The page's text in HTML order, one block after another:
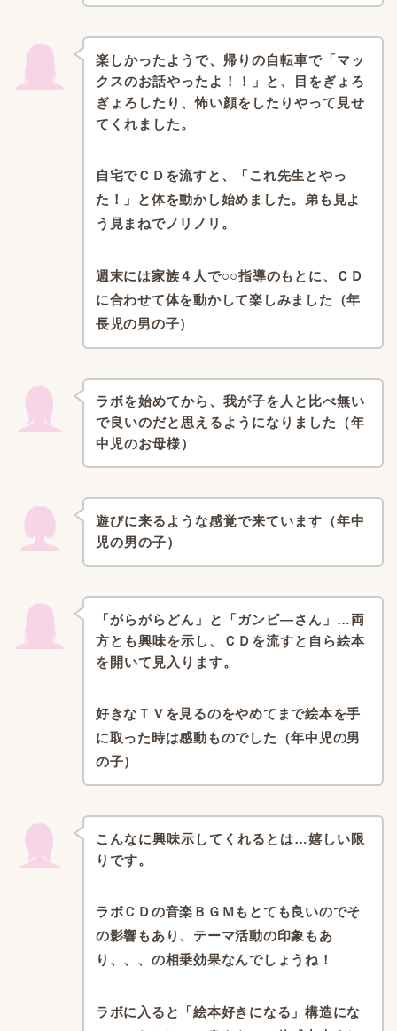
楽しかったようで、帰りの自転車で「マッ
クスのお話やったよ！！」と、
目をぎょろ
ぎょろしたり、怖い顔をしたりやって見せ
てくれました。
自宅でＣＤを流すと、「これ先生とやっ
た！」と体を動かし始めました。
弟も見よ
う見まねでノリノリ。
週末には家族４人で○○指導のもとに、ＣＤ
に合わせて体を動かして楽しみました（年
長児の男の子）
ラボを始めてから、我が子を人と比べ無い
で良いのだと思えるようになりました（年
中児のお母様）
遊びに来るような感覚で来ています（年中
児の男の子）
「がらがらどん」と「ガンピ―さん」…両
方とも興味を示し、
ＣＤを流すと自ら絵本
を開いて見入ります。
好きなＴＶを見るのをやめてまで絵本を手
に取った時は感動ものでした（年中児の男
の子）
こんなに興味示してくれるとは…嬉しい限
りです。
ラボＣＤの音楽ＢＧＭもとても良いのでそ
の影響もあり、 テーマ活動の印象もあ
り、、、の相乗効果なんでしょうね！
ラボに入ると「絵本好きになる」構造にな